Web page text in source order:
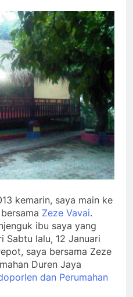
kemarin, saya main ke
Zeze Vavai.
ibu saya yang
Sabtu lalu, 12 Januari
saya bersama Zeze
Duren Jaya
dan Perumahan